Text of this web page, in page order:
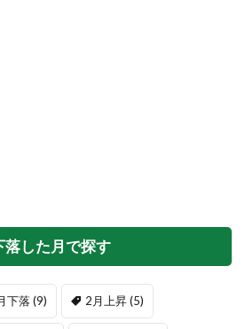
落した月で探す
下落 (9) 2月上昇(5)